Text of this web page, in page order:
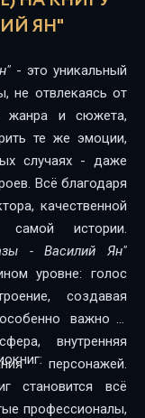
ЯН"
- это уникальный
не отвлекаясь от
жанра и сюжета,
те же эмоции,
случаях - даже
Всё благодаря
качественной
истории.
- Василий Ян"
уровне: голос
создавая
важно в
внутренняя
персонажей.
становится всё
профессионалы,